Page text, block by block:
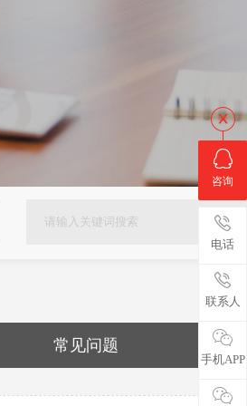
常见问题
咨询
电话
联系人
手机APP